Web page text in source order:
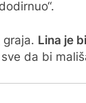
Lina je
da bi